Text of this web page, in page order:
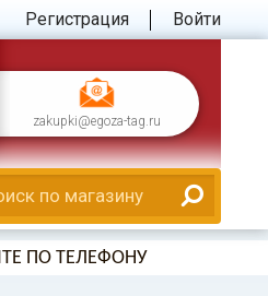
Регистрация Войти
zakupki@egoza-tag.ru
ПО ТЕЛЕФОНУ